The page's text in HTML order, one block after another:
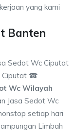
yang kami
Banten
Ciputat ☎
Wc Wilayah
Jasa Sedot Wc
setiap hari
Limbah